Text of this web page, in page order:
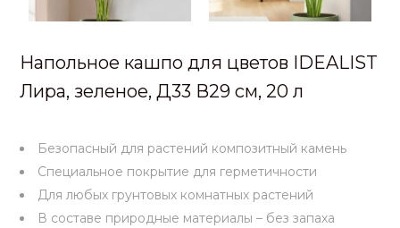
Напольное кашпо для цветов IDEALIST
Лира, зеленое, Д33 В29 см, 20 л
Безопасный для растений композитный камень
Специальное покрытие для герметичности
Для любых грунтовых комнатных растений
В составе природные материалы – без запаха